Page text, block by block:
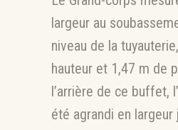
largeur au
niveau de la
hauteur et 1,47 m de
l’arrière de ce buffet,
été agrandi en largeur